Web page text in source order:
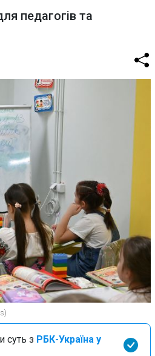
педагогів та
суть з РБК-Україна у